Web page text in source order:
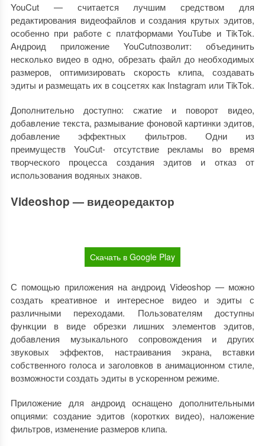
YouCut — считается лучшим средством для
редактирования видеофайлов и создания крутых эдитов,
особенно при работе с платформами YouTube и TikTok.
Андроид приложение YouCutпозволит: объединить
несколько видео в одно, обрезать файл до необходимых
размеров, оптимизировать скорость клипа, создавать
эдиты и размещать их в соцсетях как Instagram или TikTok.
Дополнительно доступно: сжатие и поворот видео,
добавление текста, размывание фоновой картинки эдитов,
добавление эффектных фильтров. Одни из
преимуществ YouCut- отсутствие рекламы во время
творческого процесса создания эдитов и отказ от
использования водяных знаков.
Videoshop — видеоредактор
Скачать в Google Play
С помощью приложения на андроид Videoshop — можно
создать креативное и интересное видео и эдиты с
различными переходами. Пользователям доступны
функции в виде обрезки лишних элементов эдитов,
добавления музыкального сопровождения и других
звуковых эффектов, настраивания экрана, вставки
собственного голоса и заголовков в анимационном стиле,
возможности создать эдиты в ускоренном режиме.
Приложение для андроид оснащено дополнительными
опциями: создание эдитов (коротких видео), наложение
фильтров, изменение размеров клипа.